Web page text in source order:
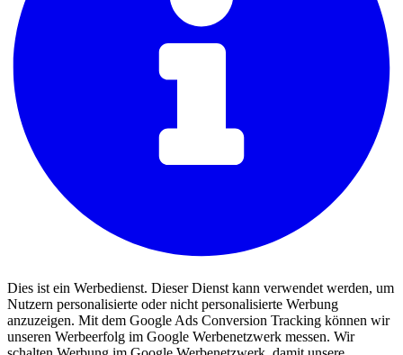
Dies ist ein Werbedienst. Dieser Dienst kann verwendet werden, um
Nutzern personalisierte oder nicht personalisierte Werbung
anzuzeigen. Mit dem Google Ads Conversion Tracking können wir
unseren Werbeerfolg im Google Werbenetzwerk messen. Wir